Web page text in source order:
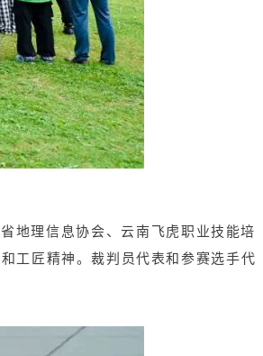
地理信息协会、云南飞虎职业技能培
工匠精神。裁判员代表和参赛选手代